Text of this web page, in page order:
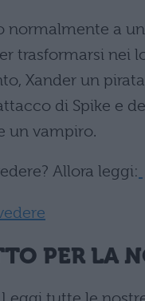
a
trasformarsi nei
Xander un
di Spike e
un vampiro.
Allora leggi:
PER LA